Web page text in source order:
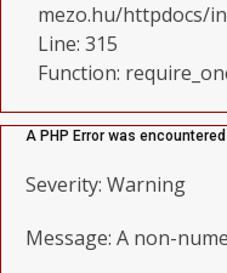
mezo.hu/httpdocs/
Line: 315
Function:
A PHP Error was encountered
Severity: Warning
Message: A non-